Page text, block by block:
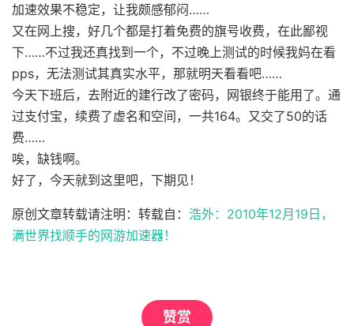
加速效果不稳定，让我颇感郁闷……
又在网上搜，好几个都是打着免费的旗号收费，在此鄙视
下……不过我还真找到一个，不过晚上测试的时候我妈在看
pps，无法测试其真实水平，那就明天看看吧……
今天下班后，去附近的建行改了密码，网银终于能用了。通
过支付宝，续费了虚名和空间，一共164。又交了50的话
费……
唉，缺钱啊。
好了，今天就到这里吧，下期见！
原创文章转载请注明：转载自： 浩外：2010年12月19日，
满世界找顺手的网游加速器！
赞赏